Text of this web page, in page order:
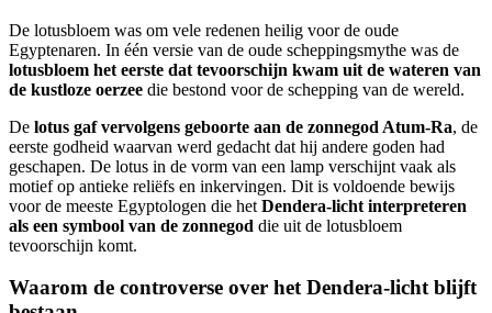
De lotusbloem was om vele redenen heilig voor de oude
Egyptenaren. In één versie van de oude scheppingsmythe was de
lotusbloem het eerste dat tevoorschijn kwam uit de wateren van
de kustloze oerzee die bestond voor de schepping van de wereld.
De lotus gaf vervolgens geboorte aan de zonnegod Atum-Ra, de
eerste godheid waarvan werd gedacht dat hij andere goden had
geschapen. De lotus in de vorm van een lamp verschijnt vaak als
motief op antieke reliëfs en inkervingen. Dit is voldoende bewijs
voor de meeste Egyptologen die het Dendera-licht interpreteren
als een symbool van de zonnegod die uit de lotusbloem
tevoorschijn komt.
Waarom de controverse over het Dendera-licht blijft